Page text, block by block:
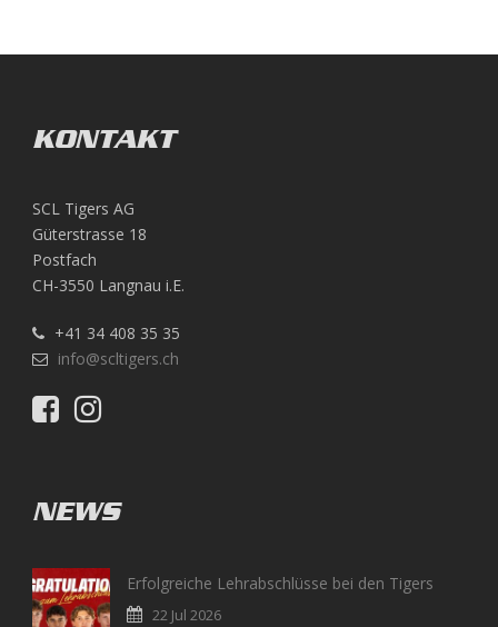
KONTAKT
SCL Tigers AG
Güterstrasse 18
Postfach
CH-3550 Langnau i.E.
+41 34 408 35 35
info@scltigers.ch
NEWS
Erfolgreiche Lehrabschlüsse bei den Tigers
22 Jul 2026